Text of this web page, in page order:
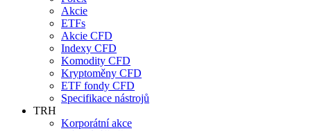
Akcie
ETFs
Akcie CFD
Indexy CFD
Komodity CFD
Kryptoměny CFD
ETF fondy CFD
Specifikace nástrojů
TRH
Korporátní akce